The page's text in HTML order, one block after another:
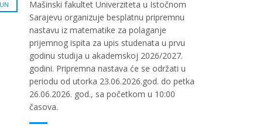
Mašinski fakultet Univerziteta u Istočnom
Sarajevu organizuje besplatnu pripremnu
nastavu iz matematike za polaganje
prijemnog ispita za upis studenata u prvu
godinu studija u akademskoj 2026/2027.
godini. Pripremna nastava će se održati u
periodu od utorka 23.06.2026.god. do petka
26.06.2026. god., sa početkom u 10:00
časova.